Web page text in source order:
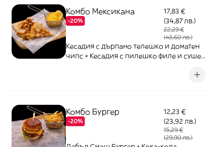
Комбо Мексикана
-20%
17,83 €
(34,87 лв.)
22,29 €
(43,60 лв.)
Кесадия с дърпано телешко и доматен
чипс + Кесадия с пилешко филе и сушен
Комбо Бургер
-20%
12,23 €
(23,92 лв.)
15,29 €
(29,90 лв.)